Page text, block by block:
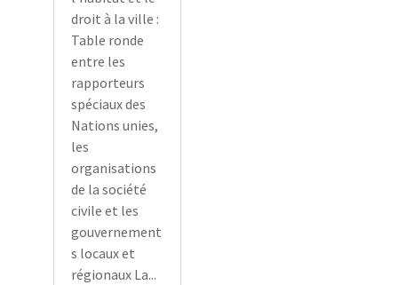
droit à la ville :
Table ronde
entre les
rapporteurs
spéciaux des
Nations unies,
les
organisations
de la société
civile et les
gouvernement
s locaux et
régionaux La...